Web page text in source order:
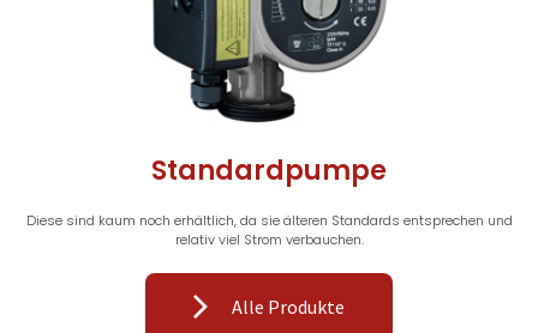
Standardpumpe
Diese sind kaum noch erhältlich, da sie älteren Standards entsprechen und
relativ viel Strom verbauchen.
Alle Produkte